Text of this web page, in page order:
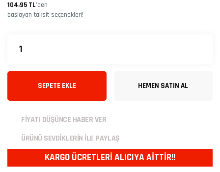
104,95 TL’den
başlayan taksit seçenekleri!
SEPETE EKLE HEMEN SATIN AL
FİYATI DÜŞÜNCE HABER VER
ÜRÜNÜ SEVDİKLERİN İLE PAYLAŞ
KARGO ÜCRETLERİ ALICIYA AİTTİR!!